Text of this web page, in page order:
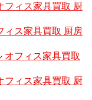
フィス家具買取 厨
ィス家具買取 厨房
オフィス家具買取
フィス家具買取 厨